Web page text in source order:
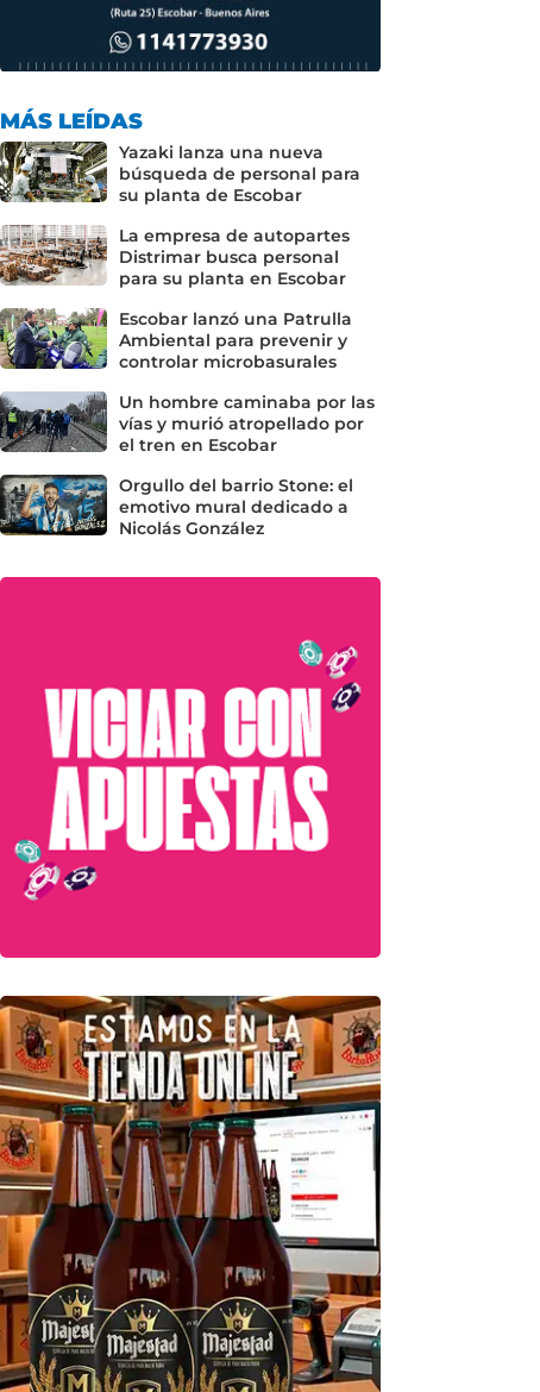
MÁS LEÍDAS
Yazaki lanza una nueva
búsqueda de personal para
su planta de Escobar
La empresa de autopartes
Distrimar busca personal
para su planta en Escobar
Escobar lanzó una Patrulla
Ambiental para prevenir y
controlar microbasurales
Un hombre caminaba por las
vías y murió atropellado por
el tren en Escobar
Orgullo del barrio Stone: el
emotivo mural dedicado a
Nicolás González